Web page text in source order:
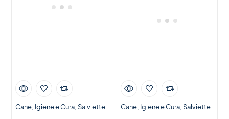
Cane Igiene e Cura Salviette Cane Igiene e Cura Salviette